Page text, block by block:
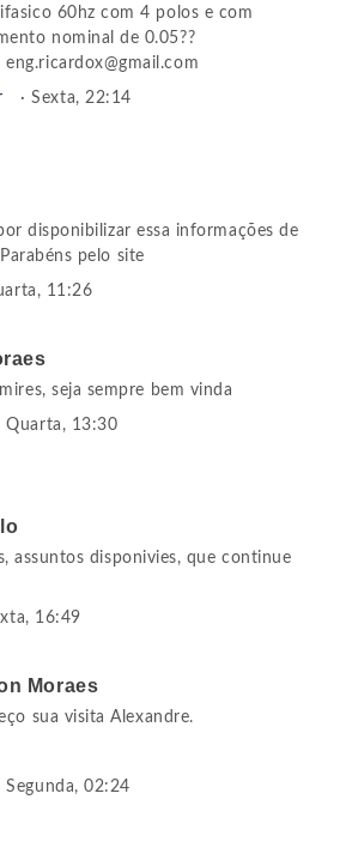
60hz com 4 polos e com
nominal de 0.05??
eng.ricardox@gmail.com
· Sexta, 22:14
disponibilizar essa informações de
pelo site
11:26
seja sempre bem vinda
Quarta, 13:30
assuntos disponivies, que continue
16:49
Moraes
sua visita Alexandre.
Segunda, 02:24